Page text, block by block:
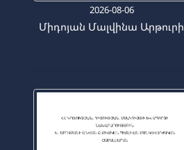
2026-08-06
Միդոյան Մալվինա Արթուրի